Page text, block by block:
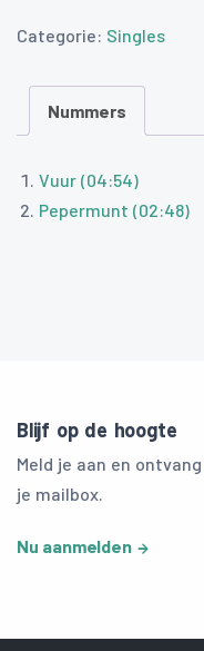
Categorie: Singles
Nummers
Vuur (04:54)
Pepermunt (02:48)
Blijf op de hoogte
Meld je aan en
je mailbox.
Nu aanmelden